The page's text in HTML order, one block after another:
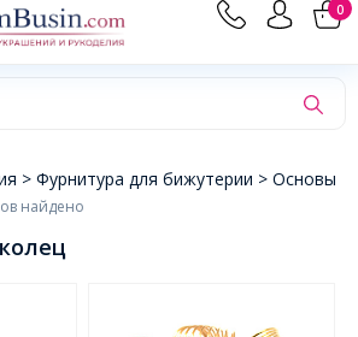
0
> Фурнитура для бижутерии > Основы
найдено